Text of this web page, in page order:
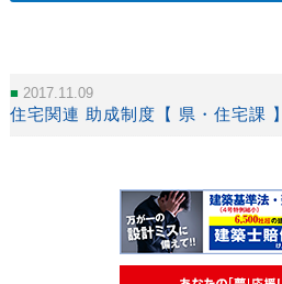
2017.11.09
住宅関連 助成制度【 県・住宅課 】